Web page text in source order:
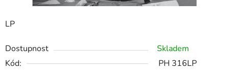
LP
Dostupnost
Skladem
Kód:
PH 316LP